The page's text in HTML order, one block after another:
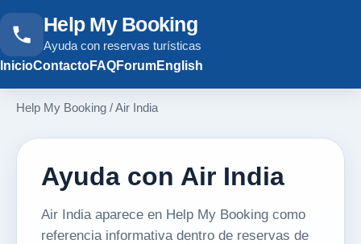
Help My Booking
Ayuda con reservas turísticas
InicioContactoFAQForumEnglish
Help My Booking /Air India
Ayuda con Air India
Air India aparece en Help My Booking como
referencia informativa dentro de reservas de